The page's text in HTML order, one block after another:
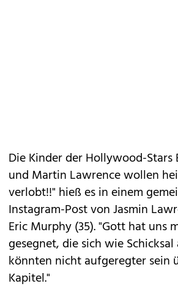
Die Kinder der Hollywood-Stars
und Martin Lawrence wollen
verlobt!!" hieß es in einem
Instagram-Post von Jasmin
Eric Murphy (35). "Gott hat uns
gesegnet, die sich wie
könnten nicht aufgeregter sein
Kapitel."